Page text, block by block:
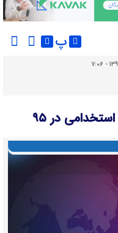
پ
در ۹۵